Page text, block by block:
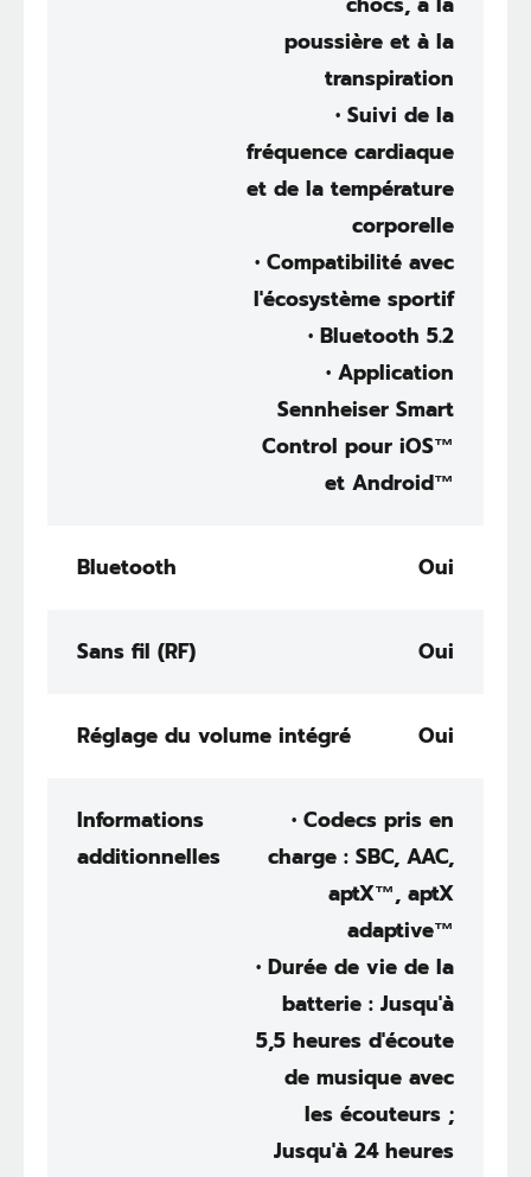
poussière et à la
transpiration
• Suivi de la
fréquence cardiaque
et de la température
corporelle
• Compatibilité avec
l'écosystème sportif
• Bluetooth 5.2
• Application
Sennheiser Smart
Control pour iOS™
et Android™
Bluetooth Oui
Sans fil (RF) Oui
Réglage du volume intégré Oui
Informations
additionnelles
• Codecs pris en
charge : SBC, AAC,
aptX™, aptX
adaptive™
• Durée de vie de la
batterie : Jusqu'à
5,5 heures d'écoute
de musique avec
les écouteurs ;
Jusqu'à 24 heures